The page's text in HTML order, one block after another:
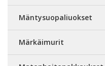
Mäntysuopaliuokset
Märkäimurit